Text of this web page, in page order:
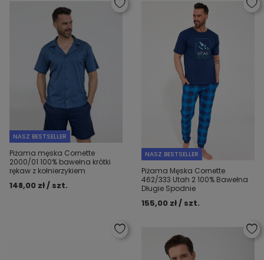
NASZ BESTSELLER
Piżama męska Cornette
2000/01 100% bawełna krótki
rękaw z kołnierzykiem
148,00 zł / szt.
NASZ BESTSELLER
Piżama Męska Cornette
462/333 Utah 2 100% Bawełna
Długie Spodnie
155,00 zł / szt.